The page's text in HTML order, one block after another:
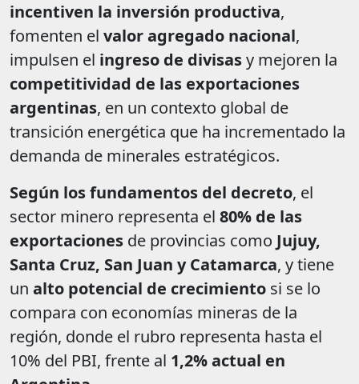
incentiven la inversión productiva,
fomenten el valor agregado nacional,
impulsen el ingreso de divisasy mejoren la
competitividad de las exportaciones
argentinas, en un contexto global de
transición energética que ha incrementado la
demanda de minerales estratégicos.
Según los fundamentos del decreto, el
sector minero representa el 80% de las
exportaciones de provincias como Jujuy,
Santa Cruz, San Juan y Catamarca, y tiene
un alto potencial de crecimiento si se lo
compara con economías mineras de la
región, donde el rubro representa hasta el
10% del PBI, frente al 1,2% actual en